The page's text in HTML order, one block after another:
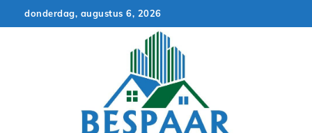
to
donderdag, augustus 6, 2026